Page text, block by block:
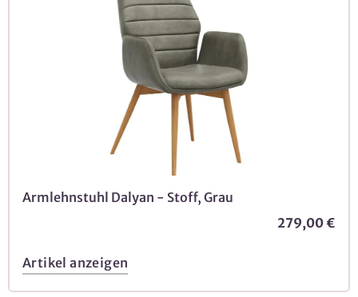
Armlehnstuhl Dalyan - Stoff, Grau
279,00 €
Artikel anzeigen